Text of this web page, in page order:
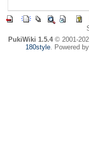
PukiWiki 1.5.4© 2001-
180style. Powered